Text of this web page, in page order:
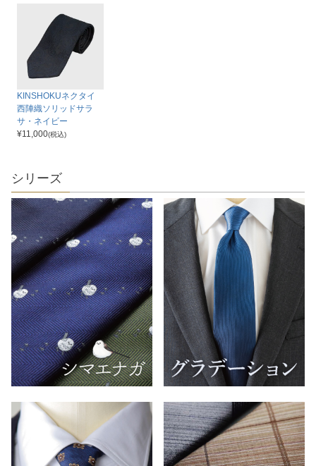
KINSHOKUネクタイ
西陣織ソリッドサラ
サ・ネイビー
¥11,000(税込)
シリーズ